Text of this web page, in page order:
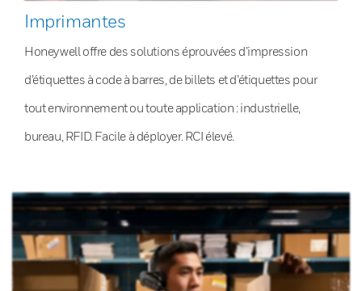
Imprimantes
Honeywell offre des solutions éprouvées d’impression
d’étiquettes à code à barres, de billets et d’étiquettes pour
tout environnement ou toute application : industrielle,
bureau, RFID. Facile à déployer. RCI élevé.